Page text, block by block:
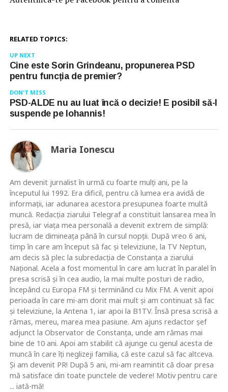
RELATED TOPICS:
UP NEXT
Cine este Sorin Grindeanu, propunerea PSD
pentru funcția de premier?
DON'T MISS
PSD-ALDE nu au luat încă o decizie! E posibil să-l
suspende pe Iohannis!
Maria Ionescu
Am devenit jurnalist în urmă cu foarte mulţi ani, pe la
începutul lui 1992. Era dificil, pentru că lumea era avidă de
informaţii, iar adunarea acestora presupunea foarte multă
muncă. Redacţia ziarului Telegraf a constituit lansarea mea în
presă, iar viaţa mea personală a devenit extrem de simplă:
lucram de dimineaţa până în cursul nopţii. După vreo 6 ani,
timp în care am început să fac şi televiziune, la TV Neptun,
am decis să plec la subredacţia de Constanţa a ziarului
Naţional. Acela a fost momentul în care am lucrat în paralel în
presa scrisă şi în cea audio, la mai multe posturi de radio,
începând cu Europa FM şi terminând cu Mix FM. A venit apoi
perioada în care mi-am dorit mai mult şi am continuat să fac
şi televiziune, la Antena 1, iar apoi la B1TV. Însă presa scrisă a
rămas, mereu, marea mea pasiune. Am ajuns redactor şef
adjunct la Observator de Constanţa, unde am rămas mai
bine de 10 ani. Apoi am stabilit că ajunge cu genul acesta de
muncă în care îţi neglizeji familia, că este cazul să fac altceva.
Şi am devenit PR! După 5 ani, mi-am reamintit că doar presa
mă satisface din toate punctele de vedere! Motiv pentru care
... iată-mă!